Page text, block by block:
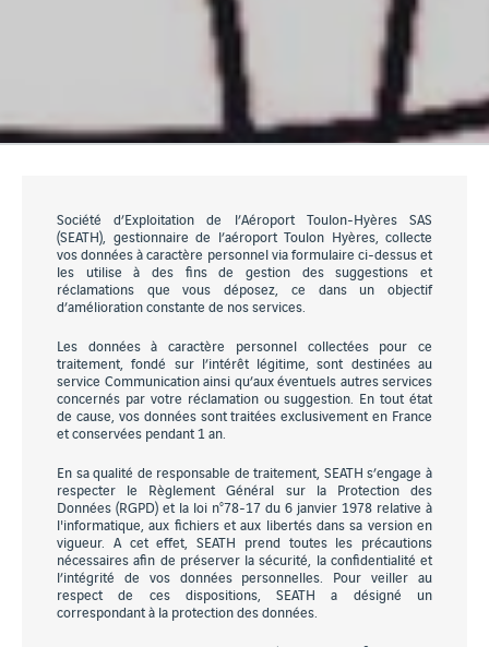
Société d’Exploitation de l’Aéroport Toulon-Hyères SAS
(SEATH), gestionnaire de l’aéroport Toulon Hyères, collecte
vos données à caractère personnel via formulaire ci-dessus et
les utilise à des fins de gestion des suggestions et
réclamations que vous déposez, ce dans un objectif
d’amélioration constante de nos services.
Les données à caractère personnel collectées pour ce
traitement, fondé sur l’intérêt légitime, sont destinées au
service Communication ainsi qu’aux éventuels autres services
concernés par votre réclamation ou suggestion. En tout état
de cause, vos données sont traitées exclusivement en France
et conservées pendant 1 an.
En sa qualité de responsable de traitement, SEATH s’engage à
respecter le Règlement Général sur la Protection des
Données (RGPD) et la loi n°78-17 du 6 janvier 1978 relative à
l'informatique, aux fichiers et aux libertés dans sa version en
vigueur. A cet effet, SEATH prend toutes les précautions
nécessaires afin de préserver la sécurité, la confidentialité et
l’intégrité de vos données personnelles. Pour veiller au
respect de ces dispositions, SEATH a désigné un
correspondant à la protection des données.